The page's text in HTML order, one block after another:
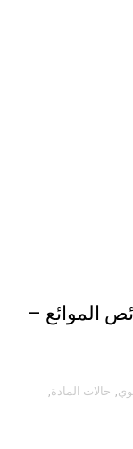
الموائع –
, حالات المادة,